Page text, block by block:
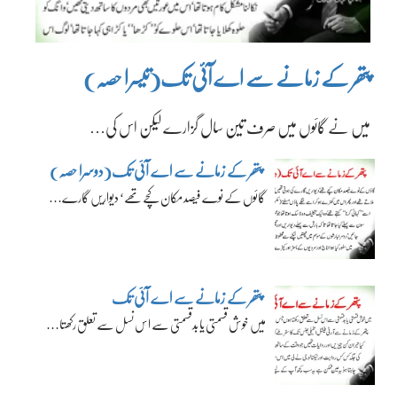
پتھر کے زمانے سے اے آئی تک(تیسرا حصہ)
میں نے گائوں میں صرف تین سال گزارے لیکن اس کی…
پتھر کے زمانے سے اے آئی تک(دوسرا حصہ)
گائوں کے نوے فیصد مکان کچے تھے‘ دیواریں گارے…
پتھر کے زمانے سے اے آئی تک
میں خوش قسمتی یا بدقسمتی سے اس نسل سے تعلق رکھتا…